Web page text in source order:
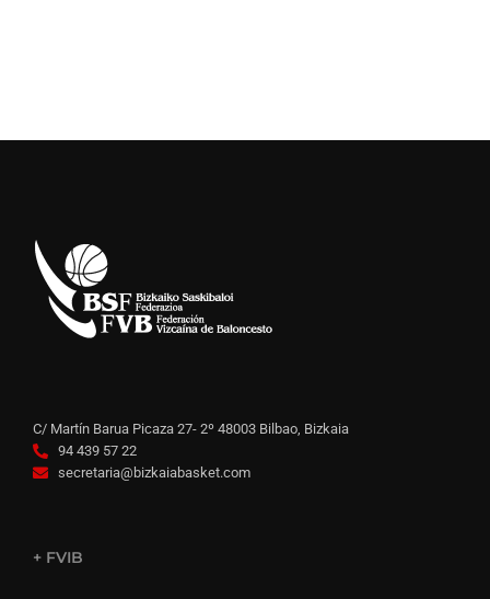
C/ Martín Barua Picaza 27- 2º 48003 Bilbao, Bizkaia
94 439 57 22
secretaria@bizkaiabasket.com
+ FVIB